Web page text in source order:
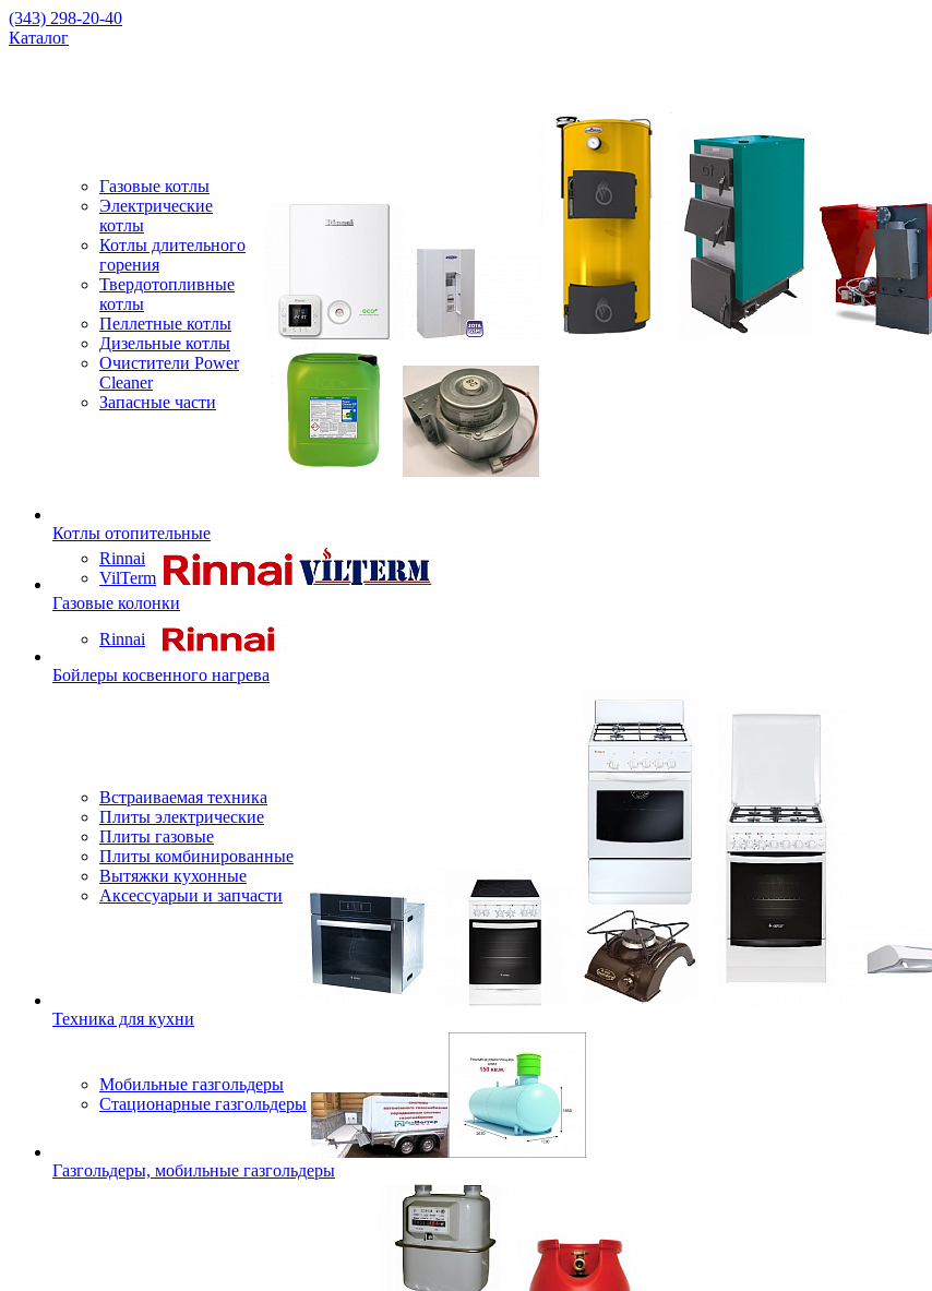
(343) 298-20-40
Каталог
Газовые котлы
Электрические
котлы
Котлы длительного
горения
Твердотопливные
котлы
Пеллетные котлы
Дизельные котлы
Очистители Power
Cleaner
Запасные части
Котлы отопительные
Rinnai
VilTerm
Газовые колонки
Rinnai
Бойлеры косвенного нагрева
Встраиваемая техника
Плиты электрические
Плиты газовые
Плиты комбинированные
Вытяжки кухонные
Аксессуарыи и запчасти
Техника для кухни
Мобильные газгольдеры
Стационарные газгольдеры
Газгольдеры, мобильные газгольдеры